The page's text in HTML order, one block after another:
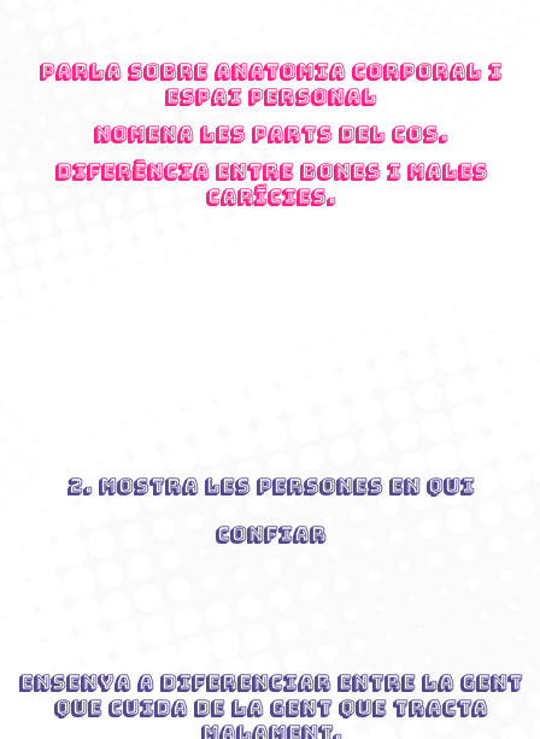
Parla sobre anatomia corporal i
espai personal
Nomena les parts del cos.
Diferència entre bones i males
carícies.
2. Mostra les persones en qui
confiar
Ensenya a diferenciar entre la gent
que cuida de la gent que tracta
malament.